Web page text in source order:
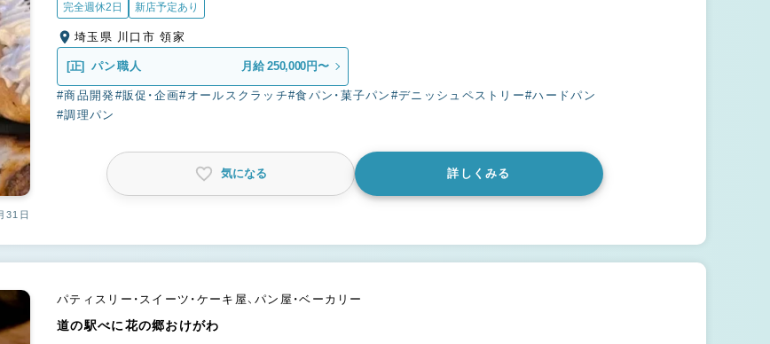
完全週休2日 新店予定あり
埼玉県 川口市 領家
[正] パン職人 月給 250,000円〜
#商品開発#販促・企画#オールスクラッチ#食パン・菓子パン #デニッシュペストリー#ハードパン
#調理パン
気になる 詳しくみる
31日
パティスリー・スイーツ・ケーキ屋、パン屋・ベーカリー
道の駅べに花の郷おけがわ